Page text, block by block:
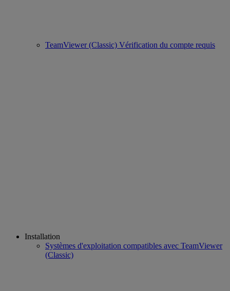
TeamViewer (Classic) Vérification du compte requis
Installation
Systèmes d'exploitation compatibles avec TeamViewer
(Classic)